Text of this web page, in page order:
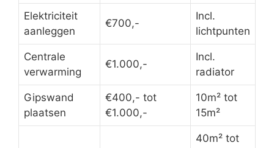
Elektriciteit
aanleggen
€700,-
Incl.
lichtpunten
Centrale
verwarming
€1.000,-
Incl.
radiator
Gipswand
plaatsen
€400,- tot
€1.000,-
10m² tot
15m²
40m² tot